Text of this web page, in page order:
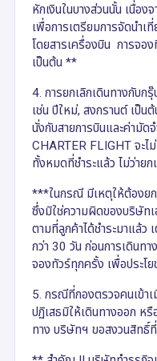
หักเงินในบางส่วนนั้น เนื่อง
เพื่อการเตรียมการจัดนำเ
โดยสารเครื่องบิน การจอ
เป็นต้น **
4. การยกเลิกเดินทางกับก
เช่น ปีใหม่, สงกรานต์ เป็น
นั่งกับสายการบินและค่ามั
CHARTER FLIGHT จะไ
ทั้งหมดที่ชำระแล้ว ไม่ว่าย
***ในกรณี มีเหตุให้ต้องยก
ซึ่งมิใช่ความผิดของบริษัท
ตามที่ลูกค้าได้ชำระมาแล้ว
กว่า 30 วัน ก่อนการเดินทา
จองทัวร์ทุกครั้ง เพื่อประโ
5. กรณีที่กองตรวจคนเข้า
ปฏิเสธมิให้เดินทางออก หรื
ทาง บริษัทฯ ขอสงวนสิทธิ์